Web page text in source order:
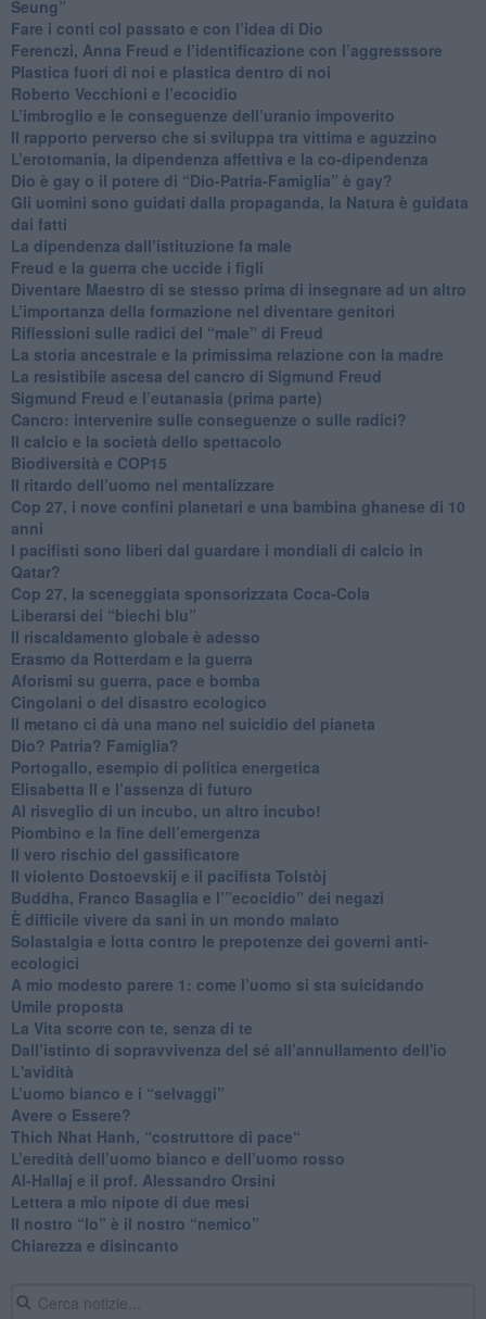
Seung”
​Fare i conti col passato e con l’idea di Dio
​Ferenczi, Anna Freud e l’identificazione con l’aggresssore
Plastica fuori di noi e plastica dentro di noi
​Roberto Vecchioni e l’ecocidio
​L’imbroglio e le conseguenze dell’uranio impoverito
​Il rapporto perverso che si sviluppa tra vittima e aguzzino
L’erotomania, la dipendenza affettiva e la co-dipendenza
​Dio è gay o il potere di “Dio-Patria-Famiglia” è gay?
​Gli uomini sono guidati dalla propaganda, la Natura è guidata
dai fatti
La dipendenza dall’istituzione fa male
​Freud e la guerra che uccide i figli
​Diventare Maestro di se stesso prima di insegnare ad un altro
L’importanza della formazione nel diventare genitori
Riflessioni sulle radici del “male” di Freud
​La storia ancestrale e la primissima relazione con la madre
​La resistibile ascesa del cancro di Sigmund Freud
Sigmund Freud e l’eutanasia (prima parte)
Cancro: intervenire sulle conseguenze o sulle radici?
​Il calcio e la società dello spettacolo
Biodiversità e COP15
​Il ritardo dell’uomo nel mentalizzare
​Cop 27, i nove confini planetari e una bambina ghanese di 10
anni
​I pacifisti sono liberi dal guardare i mondiali di calcio in
Qatar?
​Cop 27, la sceneggiata sponsorizzata Coca-Cola
​Liberarsi dei “biechi blu”
Il riscaldamento globale è adesso
​Erasmo da Rotterdam e la guerra
​Aforismi su guerra, pace e bomba
Cingolani o del disastro ecologico
​Il metano ci dà una mano nel suicidio del pianeta
​Dio? Patria? Famiglia?
Portogallo, esempio di politica energetica
​Elisabetta II e l’assenza di futuro
Al risveglio di un incubo, un altro incubo!
​Piombino e la fine dell’emergenza
​Il vero rischio del gassificatore
​Il violento Dostoevskij e il pacifista Tolstòj
​Buddha, Franco Basaglia e l’”ecocidio” dei negazi
​È difficile vivere da sani in un mondo malato
Solastalgia e lotta contro le prepotenze dei governi anti-
ecologici
​A mio modesto parere 1: come l’uomo si sta suicidando
​Umile proposta
​La Vita scorre con te, senza di te
​Dall’istinto di sopravvivenza del sé all’annullamento dell'io
L'avidità
​L’uomo bianco e i “selvaggi”
​Avere o Essere?
​Thich Nhat Hanh, “costruttore di pace“
​L’eredità dell’uomo bianco e dell’uomo rosso
Al-Hallaj e il prof. Alessandro Orsini
​Lettera a mio nipote di due mesi
​Il nostro “Io” è il nostro “nemico”
​Chiarezza e disincanto